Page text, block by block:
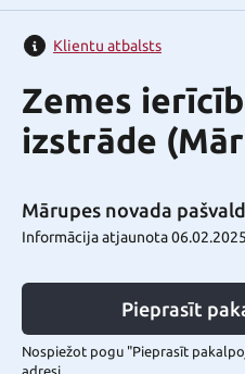
Klientu atbalsts
Zemes
izstrāde
Mārupes novada
Informācija atjaunota
Pieprasīt
Nospiežot pogu "Pieprasīt